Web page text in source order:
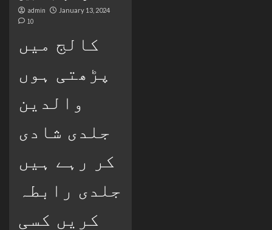
admin January 13, 2024
10
کالج میں
پڑھتی ہوں
والدین
جلدی شادی
کر رہے ہیں
جلدی رابطہ
کریں کسی